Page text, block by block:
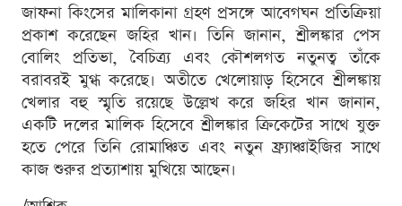
জাফনা কিংসের মালিকানা গ্রহণ প্রসঙ্গে আবেগঘন প্রতিক্রিয়া
প্রকাশ করেছেন জহির খান। তিনি জানান, শ্রীলঙ্কার পেস
বোলিং প্রতিভা, বৈচিত্র্য এবং কৌশলগত নতুনত্ব তাঁকে
বরাবরই মুগ্ধ করেছে। অতীতে খেলোয়াড় হিসেবে শ্রীলঙ্কায়
খেলার বহু স্মৃতি রয়েছে উল্লেখ করে জহির খান জানান,
একটি দলের মালিক হিসেবে শ্রীলঙ্কার ক্রিকেটের সাথে যুক্ত
হতে পেরে তিনি রোমাঞ্চিত এবং নতুন ফ্র্যাঞ্চাইজির সাথে
কাজ শুরুর প্রত্যাশায় মুখিয়ে আছেন।